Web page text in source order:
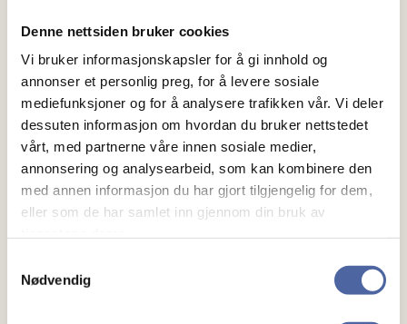
Denne nettsiden bruker cookies
Vi bruker informasjonskapsler for å gi innhold og
annonser et personlig preg, for å levere sosiale
mediefunksjoner og for å analysere trafikken vår. Vi deler
dessuten informasjon om hvordan du bruker nettstedet
vårt, med partnerne våre innen sosiale medier,
annonsering og analysearbeid, som kan kombinere den
med annen informasjon du har gjort tilgjengelig for dem,
eller som de har samlet inn gjennom din bruk av
Nødvendig